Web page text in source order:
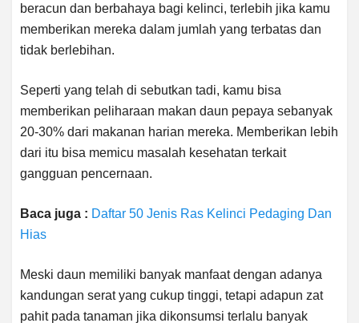
beracun dan berbahaya bagi kelinci, terlebih jika kamu
memberikan mereka dalam jumlah yang terbatas dan
tidak berlebihan.
Seperti yang telah di sebutkan tadi, kamu bisa
memberikan peliharaan makan daun pepaya sebanyak
20-30% dari makanan harian mereka. Memberikan lebih
dari itu bisa memicu masalah kesehatan terkait
gangguan pencernaan.
Baca juga : Daftar 50 Jenis Ras Kelinci Pedaging Dan
Hias
Meski daun memiliki banyak manfaat dengan adanya
kandungan serat yang cukup tinggi, tetapi adapun zat
pahit pada tanaman jika dikonsumsi terlalu banyak